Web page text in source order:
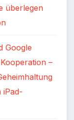
überlegen
Google
–
iPad-